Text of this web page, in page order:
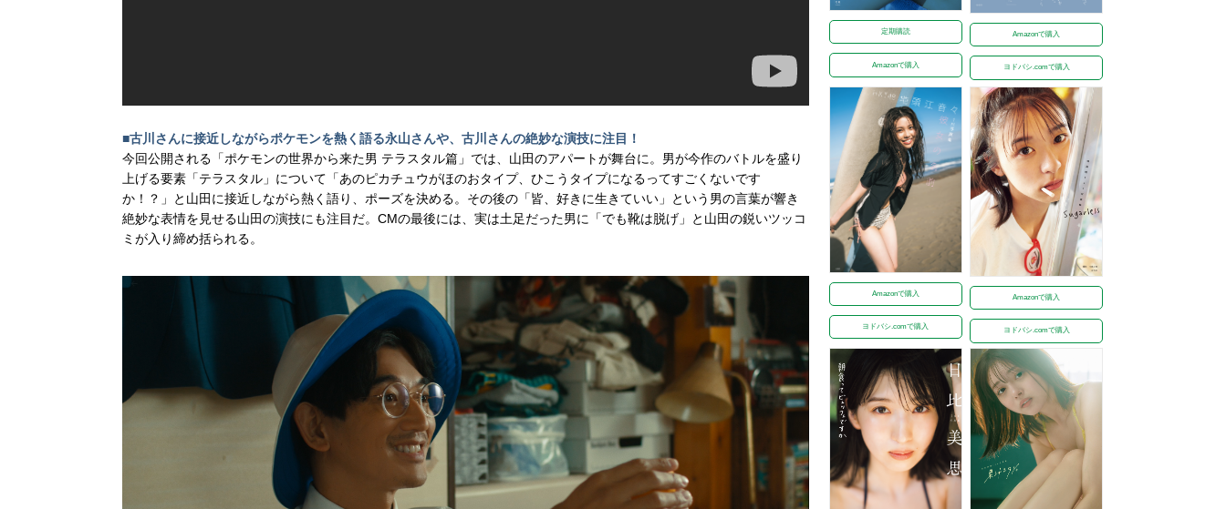
■古川さんに接近しながらポケモンを熱く語る永⼭さんや、古川さんの絶妙な演技に注⽬！
今回公開される「ポケモンの世界から来た男 テラスタル篇」では、⼭⽥のアパートが舞台に。男が今作のバトルを盛り
上げる要素「テラスタル」について「あのピカチュウがほのおタイプ、ひこうタイプになるってすごくないです
か！？」と⼭⽥に接近しながら熱く語り、ポーズを決める。その後の「皆、好きに⽣きていい」という男の⾔葉が響き
絶妙な表情を⾒せる⼭⽥の演技にも注⽬だ。CMの最後には、実は⼟⾜だった男に「でも靴は脱げ」と⼭⽥の鋭いツッコ
ミが⼊り締め括られる。
定期購読
Amazonで購入
Amazonで購入
ヨドバシ.comで購入
Amazonで購入
ヨドバシ.comで購入
Amazonで購入
ヨドバシ.comで購入